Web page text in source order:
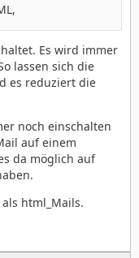
Es wird immer
lassen sich die
es reduziert die
noch einschalten
auf einem
da möglich auf
html_Mails.